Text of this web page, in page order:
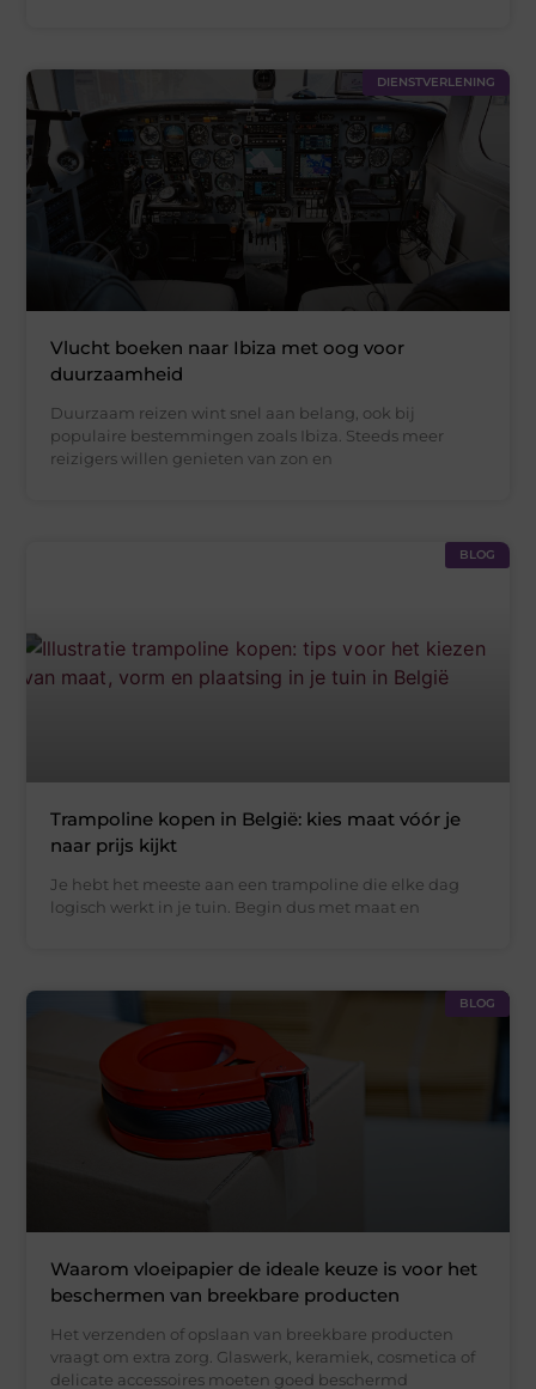
DIENSTVERLENING
Vlucht boeken naar Ibiza met oog voor
duurzaamheid
Duurzaam reizen wint snel aan belang, ook bij
populaire bestemmingen zoals Ibiza. Steeds meer
reizigers willen genieten van zon en
BLOG
Trampoline kopen in België: kies maat vóór je
naar prijs kijkt
Je hebt het meeste aan een trampoline die elke dag
logisch werkt in je tuin. Begin dus met maat en
BLOG
Waarom vloeipapier de ideale keuze is voor het
beschermen van breekbare producten
Het verzenden of opslaan van breekbare producten
vraagt om extra zorg. Glaswerk, keramiek, cosmetica of
delicate accessoires moeten goed beschermd